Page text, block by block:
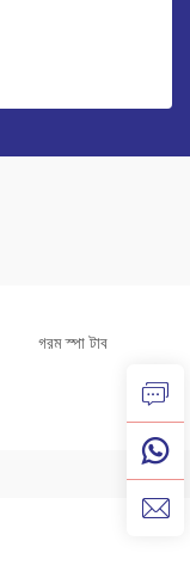
গরম স্পা টাব